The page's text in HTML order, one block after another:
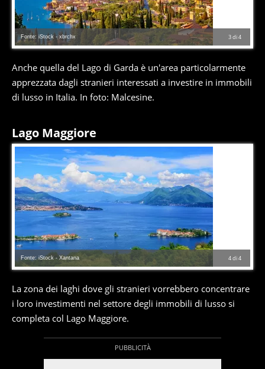
3di4
Fonte: iStock - xbrchx
Anche quella del Lago di Garda è un'area particolarmente
apprezzata dagli stranieri interessati a investire in immobili
di lusso in Italia. In foto: Malcesine.
Lago Maggiore
4di4
Fonte: iStock - Xantana
La zona dei laghi dove gli stranieri vorrebbero concentrare
i loro investimenti nel settore degli immobili di lusso si
completa col Lago Maggiore.